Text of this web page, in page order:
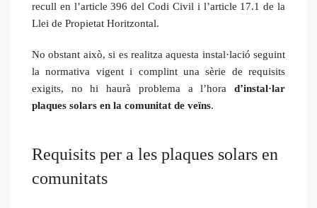
recull en l’article 396 del Codi Civil i l’article 17.1 de la
Llei de Propietat Horitzontal.
No obstant això, si es realitza aquesta instal·lació seguint
la normativa vigent i complint una sèrie de requisits
exigits, no hi haurà problema a l’hora d’instal·lar
plaques solars en la comunitat de veïns.
Requisits per a les plaques solars en
comunitats